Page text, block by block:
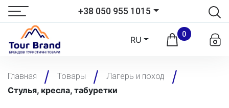
+38 050 955 1015
RU
0
Главная Товары Лагерь и поход
Стулья, кресла, табуретки